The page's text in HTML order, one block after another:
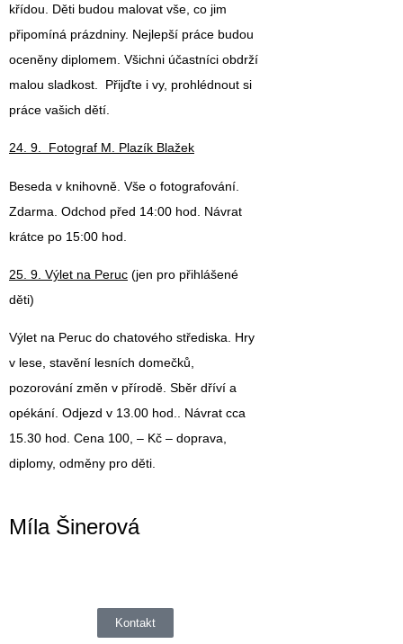
křídou. Děti budou malovat vše, co jim
připomíná prázdniny. Nejlepší práce budou
oceněny diplomem. Všichni účastníci obdrží
malou sladkost. Přijďte i vy, prohlédnout si
práce vašich dětí.
24. 9. Fotograf M. Plazík Blažek
Beseda v knihovně. Vše o fotografování.
Zdarma. Odchod před 14:00 hod. Návrat
krátce po 15:00 hod.
25. 9. Výlet na Peruc (jen pro přihlášené
děti)
Výlet na Peruc do chatového střediska. Hry
v lese, stavění lesních domečků,
pozorování změn v přírodě. Sběr dříví a
opékání. Odjezd v 13.00 hod.. Návrat cca
15.30 hod. Cena 100, – Kč – doprava,
diplomy, odměny pro děti.
Míla Šinerová
Kontakt